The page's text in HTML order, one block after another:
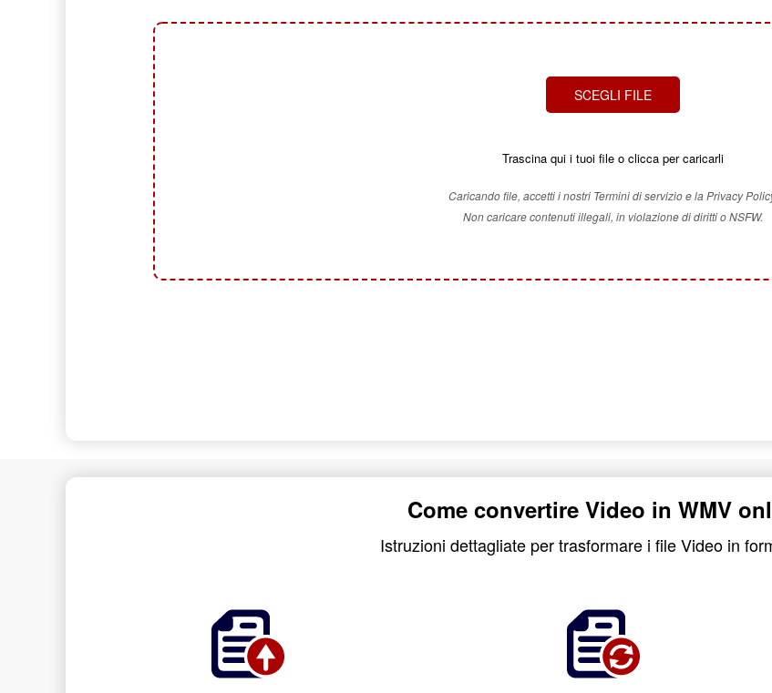
SCEGLI FILE
Trascina qui i tuoi file o clicca per caricarli
Caricando file, accetti i nostri Termini di servizio e la Privacy
Non caricare contenuti illegali, in violazione di diritti o NSFW.
Come convertire Video in WMV
Istruzioni dettagliate per trasformare i file Video in